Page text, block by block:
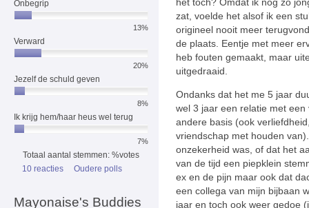
Onbegrip
13%
Verward
20%
Jezelf de schuld geven
8%
Ik krijg hem/haar heus wel terug
7%
Totaal aantal stemmen: %votes
10 reacties
Oudere polls
Mayonaise's Buddies
zat, voelde het alsof ik een
origineel nooit meer
de plaats. Eentje met meer
heb fouten gemaakt, maar
uitgedraaid.
Ondanks dat het me 5 jaar
wel 3 jaar een relatie met
andere basis (ook
vriendschap met houden
onzekerheid was, of dat het
van de tijd een piepklein
ex en de pijn maar ook dat
een collega van mijn bijbaan
jaar en toch ook weer gedoe